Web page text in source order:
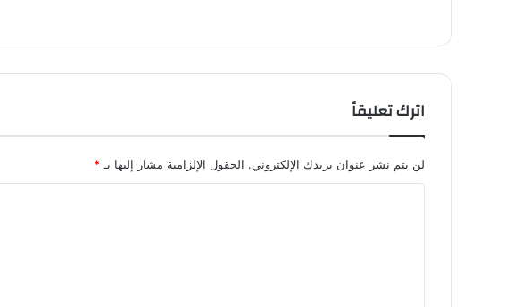
اترك تعليقاً
لن يتم نشر عنوان بريدك الإلكتروني. الحقول الإلزامية مشار إليها بـ *